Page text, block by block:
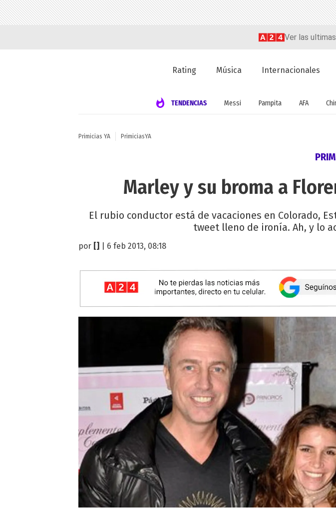
Ver las
Rating Música Internacionales
TENDENCIAS Messi Pampita AFA
Primicias YA PrimiciasYA
Marley y su broma a
El rubio conductor está de vacaciones en Colorado,
tweet lleno de ironía. Ah, y lo
por | 6 feb 2013, 08:18